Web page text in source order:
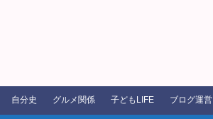
自分史 グルメ関係 子どもLIFE ブログ運営